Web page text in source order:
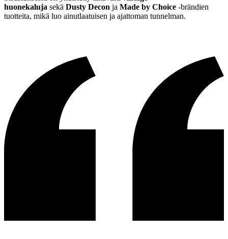
huonekaluja sekä Dusty Decon ja Made by Choice -brändien
tuotteita, mikä luo ainutlaatuisen ja ajattoman tunnelman.